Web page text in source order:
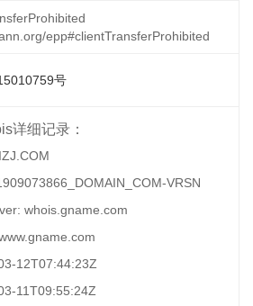
epp#clientTransferProhibited
号
详细记录：
VRSN
whois.gname.com
12T07:44:23Z
11T09:55:24Z